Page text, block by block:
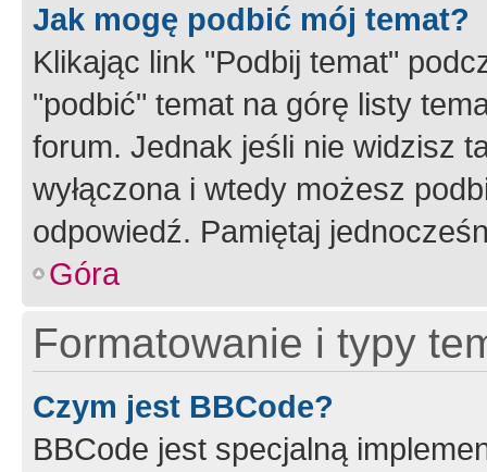
Jak mogę podbić mój temat?
Klikając link "Podbij temat"
"podbić" temat na górę listy
forum. Jednak jeśli nie widzisz
wyłączona i wtedy możesz
odpowiedź. Pamiętaj
Góra
Formatowanie i typy
Czym jest BBCode?
BBCode jest specjalną